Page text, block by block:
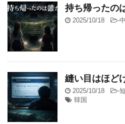
持ち帰ったの
2025/10/18 -
縫い目はほど
2025/10/18 -
韓国